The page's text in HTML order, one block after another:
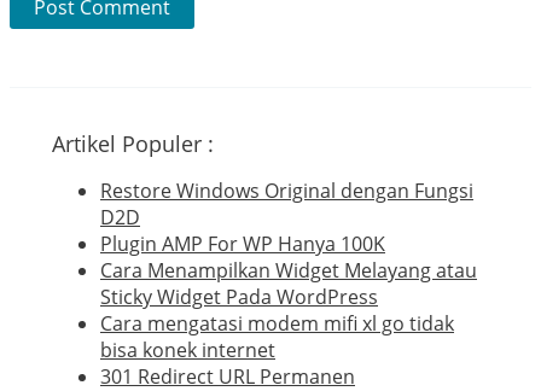
Artikel Populer :
Restore Windows Original dengan Fungsi
D2D
Plugin AMP For WP Hanya 100K
Cara Menampilkan Widget Melayang atau
Sticky Widget Pada WordPress
Cara mengatasi modem mifi xl go tidak
bisa konek internet
301 Redirect URL Permanen